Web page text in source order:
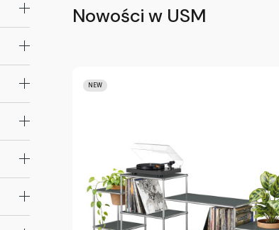
Nowości w USM
NEW